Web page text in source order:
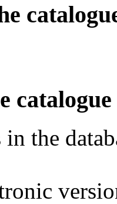
catalogue
the